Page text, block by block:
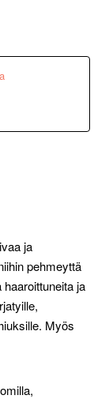
ja
pehmeyttä
ja
Myös